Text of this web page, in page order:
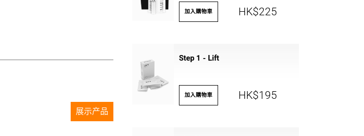
展示产品
加入購物車 HK$225
Step 1 - Lift
加入購物車 HK$195